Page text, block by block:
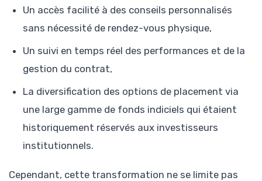
Un accès facilité à des conseils personnalisés
sans nécessité de rendez-vous physique,
Un suivi en temps réel des performances et de la
gestion du contrat,
La diversification des options de placement via
une large gamme de fonds indiciels qui étaient
historiquement réservés aux investisseurs
institutionnels.
Cependant, cette transformation ne se limite pas